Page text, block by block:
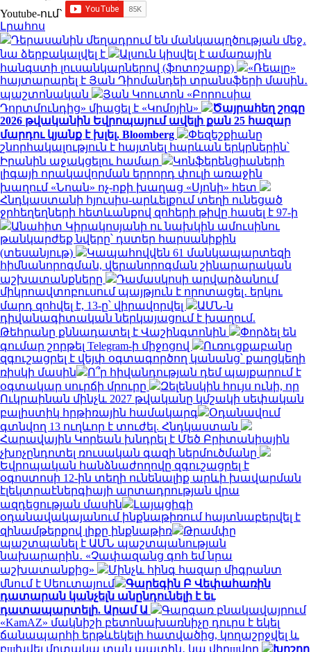
Youtube-ում`
Լրահոս
Դերասանին մեղադրում են մանկապղծության մեջ․
նա ձերբակալվել է
Ալսուն կիսվել է ամառային
հանգստի լուսանկարներով (ֆոտոշարք)
«Ռեալը»
հայտարարել է Յան Դիոմանդեի տրանսֆերի մասին․
պաշտոնական
Յան Կոուտոն «Բորուսիա
Դորտմունդից» միացել է «Կոմոյին»
Ծայրահեղ շոգը
2026 թվականին Եվրոպայում ավելի քան 25 հազար
մարդու կյանք է խլել. Bloomberg
Փեզեշքիանը
շնորհակալություն է հայտնել հարևան երկրներին՝
Իրանին աջակցելու համար
Կոնֆերենցիաների
լիգայի որակավորման երրորդ փուլի առաջին
խաղում «Նոան» ոչ-ոքի խաղաց «Սյոնի» հետ
Հնդկաստանի հյուսիս-արևելքում տեղի ունեցած
ջրհեղեղների հետևանքով զոհերի թիվը հասել է 97-ի
Անահիտ Կիրակոսյանի ու նախկին ամուսինու
թանկարժեք նվերը՝ դստեր հարսանիքին
(տեսանյութ)
Կապահովվեն 61 մանկապարտեզի
հիմնանորոգման, վերանորոգման շինարարական
աշխատանքները
Դամասկոսի արվարձանում
միկրոավտոբուսում պայթյուն է որոտացել․ երկու
մարդ զոհվել է, 13-ը՝ վիրավորվել
ԱՄՆ-ն
դիվանագիտական ներկայացում է խաղում.
Թեհրանը քննադատել է Վաշինգտոնին
Փորձել են
գումար շորթել Telegram-ի միջոցով
Ուռուցքաբանը
զգուշացրել է վեյփ օգտագործող կանանց՝ քաղցկեղի
ռիսկի մասին
Ո՞ր հիվանդության դեմ պայքարում է
օգտակար սուրճի մրուրը
Զելենսկին հույս ունի, որ
Ուկրաինան մինչև 2027 թվականը կմշակի սեփական
բալիստիկ հրթիռային համակարգ
Օդանավում
գտնվող 13 ուղևոր է տուժել. Հնդկաստան
Հարավային Կորեան խնդրել է Մեծ Բրիտանիային
չխոչընդոտել ռուսական գազի ներմուծմանը
Եվրոպական հանձնաժողովը զգուշացրել է
օգոստոսի 12-ին տեղի ունենալիք արևի խավարման
էլեկտրաէներգիայի արտադրության վրա
ազդեցության մասին
Լայպցիգի
օդանավակայանում ինքնաթիռում հայտնաբերվել է
զինամթերքով լիքը ինքնաթիռ
Թրամփը
պաշտպանել է ԱՄՆ պաշտպանության
նախարարին․ «Չափազանց գոհ եմ նրա
աշխատանքից»
Մինչև հինգ հազար միգրանտ
մնում է Սեուտայում
Գարեգին Բ Վեփահառին
դատարան կանչելն անընդունելի է եւ
դատապարտելի. Արամ Ա
Գարգառ բնակավայրում
«KamAZ» մակնիշի բետոնախառնիչը դուրս է եկել
ճանապարհի երթևեկելի հատվածից, կողաշրջվել և
բшխվել մոտակա տան պատին․ կա վիրшվոր
Խոշոր